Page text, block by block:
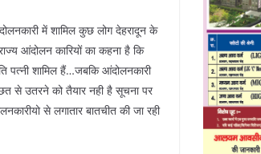
में शामिल कुछ लोग देहरादून के
आंदोलन कारियों का कहना है कि
पत्नी शामिल हैं…जबकि आंदोलनकारी
छत से उतरने को तैयार नही है सूचना पर
से लगातार बातचीत की जा रही